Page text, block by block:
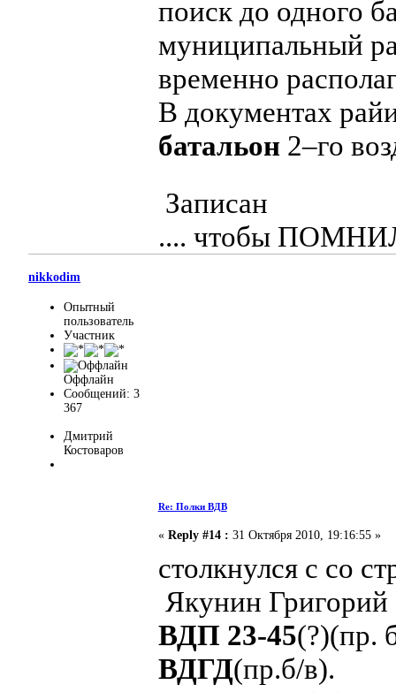
поиск до одного
муниципальный
временно
В документах
батальон2–го
Записан
.... чтобы
nikkodim
Опытный
пользователь
Участник
Оффлайн
Сообщений: 3
367
Дмитрий
Костоваров
Re: Полки ВДВ
« Reply #14 : 31 Октября 2010, 19:16:55 »
столкнулся с со
Якунин
ВДП 23-45(?)(пр.
ВДГД(пр.б/в).